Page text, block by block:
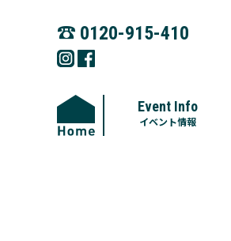
☎︎ 0120-915-410
Event Info
イベント情報